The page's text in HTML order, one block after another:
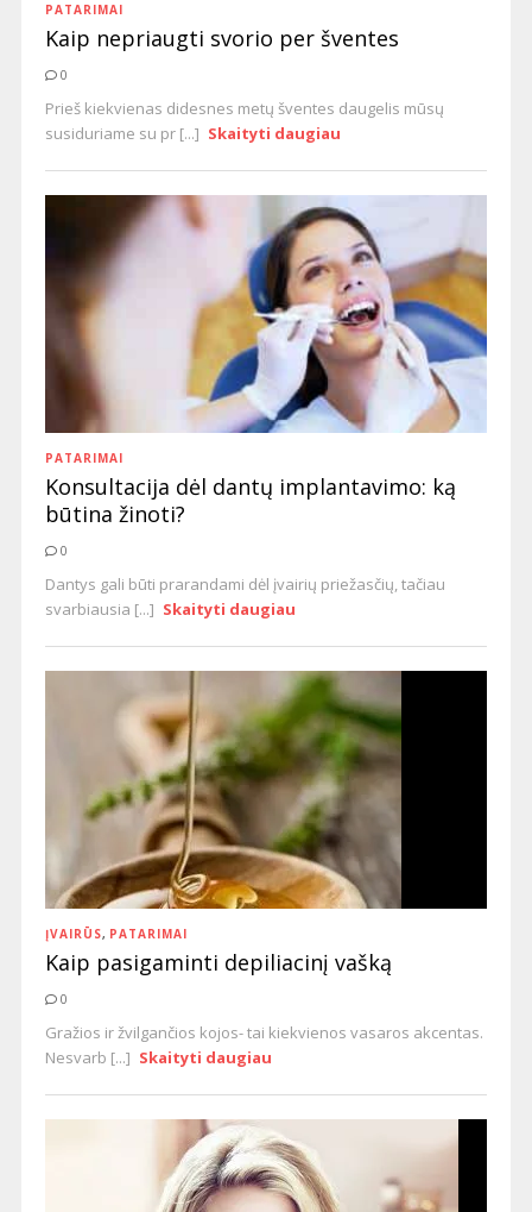
PATARIMAI
Kaip nepriaugti svorio per šventes
0
Prieš kiekvienas didesnes metų šventes daugelis mūsų
susiduriame su pr [...] Skaityti daugiau
PATARIMAI
Konsultacija dėl dantų implantavimo: ką
būtina žinoti?
0
Dantys gali būti prarandami dėl įvairių priežasčių, tačiau
svarbiausia [...] Skaityti daugiau
ĮVAIRŪS, PATARIMAI
Kaip pasigaminti depiliacinį vašką
0
Gražios ir žvilgančios kojos- tai kiekvienos vasaros akcentas.
Nesvarb [...] Skaityti daugiau